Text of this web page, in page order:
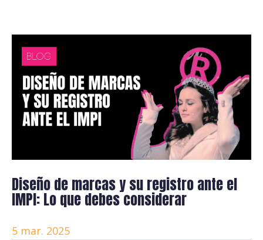
Diseño de marcas y su registro ante el
IMPI: Lo que debes considerar
5 mar. 2025